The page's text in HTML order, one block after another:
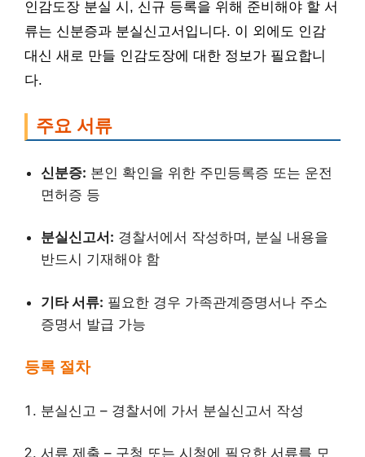
인감도장 분실 시, 신규 등록을 위해 준비해야 할 서
류는 신분증과 분실신고서입니다. 이 외에도 인감
대신 새로 만들 인감도장에 대한 정보가 필요합니
다.
주요 서류
신분증: 본인 확인을 위한 주민등록증 또는 운전
면허증 등
분실신고서: 경찰서에서 작성하며, 분실 내용을
반드시 기재해야 함
기타 서류: 필요한 경우 가족관계증명서나 주소
증명서 발급 가능
등록 절차
분실신고 – 경찰서에 가서 분실신고서 작성
서류 제출 – 구청 또는 시청에 필요한 서류를 모